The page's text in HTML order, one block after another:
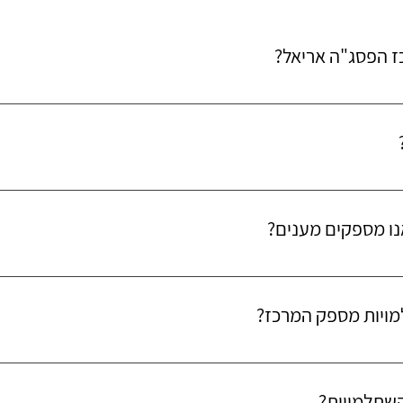
הפסג"ה אריאל?
מקצועי לאנשי חינוך,אנו פועלים להטמעת ערכי משרד החינוך
מספקים מענים?
שערי תקווה, אורנית, עץ אפרים, רבבה, ברקן, ברוכין, קרית נטפים,
מספק המרכז?
באתר